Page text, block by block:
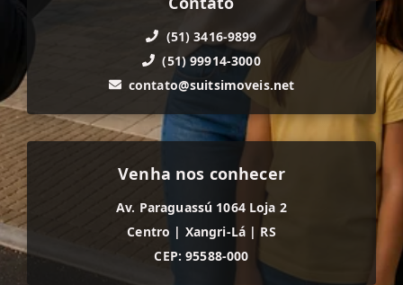
(51) 3416-9899
(51) 99914-3000
contato@suitsimoveis.net
Venha nos conhecer
Av. Paraguassú 1064 Loja 2
Centro | Xangri-Lá | RS
CEP: 95588-000